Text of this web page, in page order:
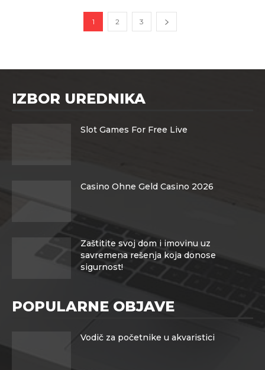
1 2 3
IZBOR UREDNIKA
Slot Games For Free Live
Casino Ohne Geld Casino 2026
Zaštitite svoj dom i imovinu uz
savremena rešenja koja donose
sigurnost!
POPULARNE OBJAVE
Vodič za početnike u akvaristici